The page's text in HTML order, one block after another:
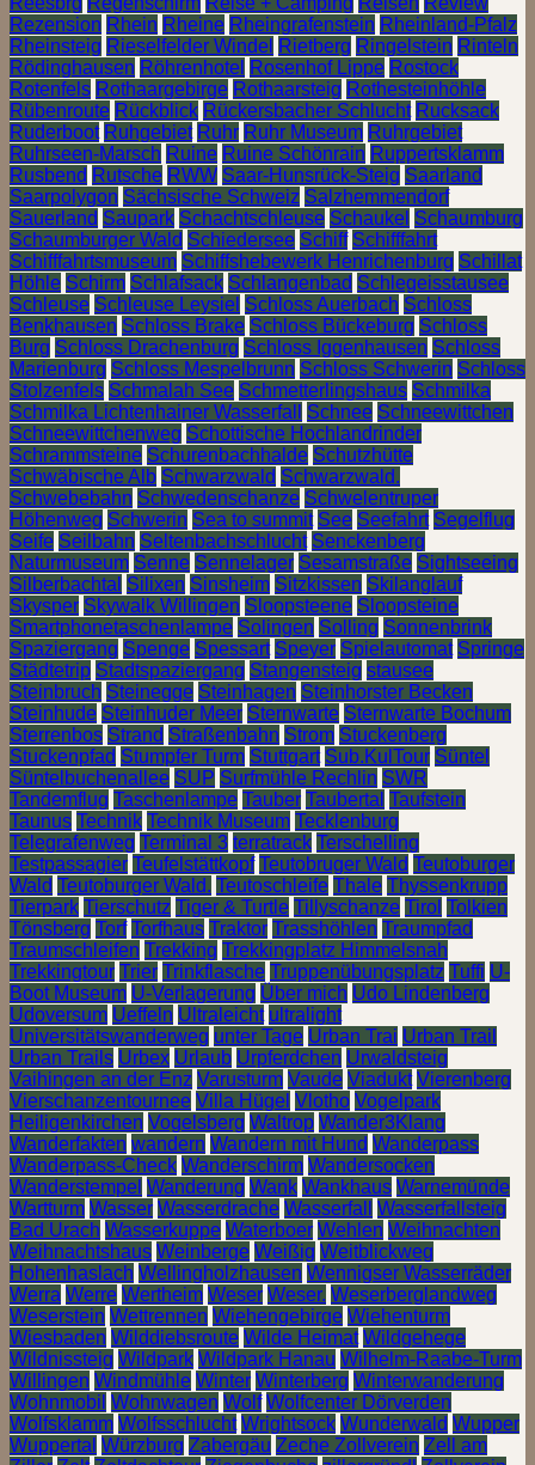
Rezension Rhein Rheine Rheingrafenstein Rheinland-Pfalz
Rheinsteig Rieselfelder Windel Rietberg Ringelstein Rinteln
Rödinghausen Röhrenhotel Rosenhof Lippe Rostock
Rotenfels Rothaargebirge Rothaarsteig Rothesteinhöhle
Rübenroute Rückblick Rückersbacher Schlucht Rucksack
Ruderboot Ruhgebiet Ruhr Ruhr Museum Ruhrgebiet
Ruhrseen-Marsch Ruine Ruine Schönrain Ruppertsklamm
Rusbend Rutsche RWW Saar-Hunsrück-Steig Saarland
Saarpolygon Sächsische Schweiz Salzhemmendorf
Sauerland Saupark Schachtschleuse Schaukel Schaumburg
Schaumburger Wald Schiedersee Schiff Schifffahrt
Schifffahrtsmuseum Schiffshebewerk Henrichenburg Schillat
Höhle Schirm Schlafsack Schlangenbad Schlegeisstausee
Schleuse Schleuse Leysiel Schloss Auerbach Schloss
Benkhausen Schloss Brake Schloss Bückeburg Schloss
Burg Schloss Drachenburg Schloss Iggenhausen Schloss
Marienburg Schloss Mespelbrunn Schloss Schwerin Schloss
Stolzenfels Schmalah See Schmetterlingshaus Schmilka
Schmilka Lichtenhainer Wasserfall
Schnee Schneewittchen
Schneewittchenweg Schottische Hochlandrinder
Schrammsteine Schurenbachhalde Schutzhütte
Schwäbische Alb Schwarzwald Schwarzwald.
Schwebebahn Schwedenschanze Schwelentruper
Höhenweg Schwerin Sea to summit See Seefahrt Segelflug
Seife Seilbahn Seltenbachschlucht Senckenberg
Naturmuseum Senne Sennelager Sesamstraße Sightseeing
Silberbachtal Silixen Sinsheim Sitzkissen Skilanglauf
Skysper Skywalk Willingen Sloopsteene Sloopsteine
Smartphonetaschenlampe Solingen Solling Sonnenbrink
Spaziergang Spenge Spessart Speyer Spielautomat Springe
Städtetrip Stadtspaziergang Stangensteig stausee
Steinbruch Steinegge Steinhagen Steinhorster Becken
Steinhude Steinhuder Meer Sternwarte Sternwarte Bochum
Sterrenbos Strand Straßenbahn Strom Stuckenberg
Stuckenpfad Stumpfer Turm Stuttgart Sub.KulTour Süntel
Süntelbuchenallee SUP Surfmühle Rechlin SWR
Tandemflug Taschenlampe Tauber Taubertal Taufstein
Taunus Technik Technik Museum Tecklenburg
Telegrafenweg Terminal 3 terratrack Terschelling
Testpassagier Teufelstättkopf Teutobruger Wald Teutoburger
Wald Teutoburger Wald. Teutoschleife Thale Thyssenkrupp
Tierpark Tierschutz Tiger & Turtle Tillyschanze Tirol Tolkien
Tönsberg Torf Torfhaus Traktor Trasshöhlen Traumpfad
Traumschleifen Trekking Trekkingplatz Himmelsnah
Trekkingtour Trier Trinkflasche Truppenübungsplatz Tuffi U-
Boot Museum U-Verlagerung Über mich Udo Lindenberg
Udoversum Ueffeln Ultraleicht ultralight
Universitätswanderweg unter Tage Urban Trai Urban Trail
Urban Trails Urbex Urlaub Urpferdchen Urwaldsteig
Vaihingen an der Enz Varusturm Vaude Viadukt Vierenberg
Vierschanzentournee Villa Hügel Vlotho Vogelpark
Heiligenkirchen Vogelsberg Waltrop Wander3Klang
Wanderfakten wandern Wandern mit Hund Wanderpass
Wanderpass-Check Wanderschirm Wandersocken
Wanderstempel Wanderung Wank Wankhaus Warnemünde
Wartturm Wasser Wasserdrache Wasserfall
Wasserfallsteig
Bad Urach Wasserkuppe Waterboer Wehlen Weihnachten
Weihnachtshaus Weinberge Weißig Weitblickweg
Hohenhaslach Wellingholzhausen Wennigser Wasserräder
Werra Werre Wertheim Weser Weser. Weserberglandweg
Weserstein Wettrennen Wiehengebirge Wiehenturm
Wiesbaden Wilddiebsroute Wilde Heimat Wildgehege
Wildnissteig Wildpark Wildpark Hanau Wilhelm-Raabe-Turm
Willingen Windmühle Winter Winterberg Winterwanderung
Wohnmobil Wohnwagen Wolf Wolfcenter Dörverden
Wolfsklamm Wolfsschlucht Wrightsock Wunderwald Wupper
Wuppertal Würzburg Zabergäu Zeche Zollverein Zell am